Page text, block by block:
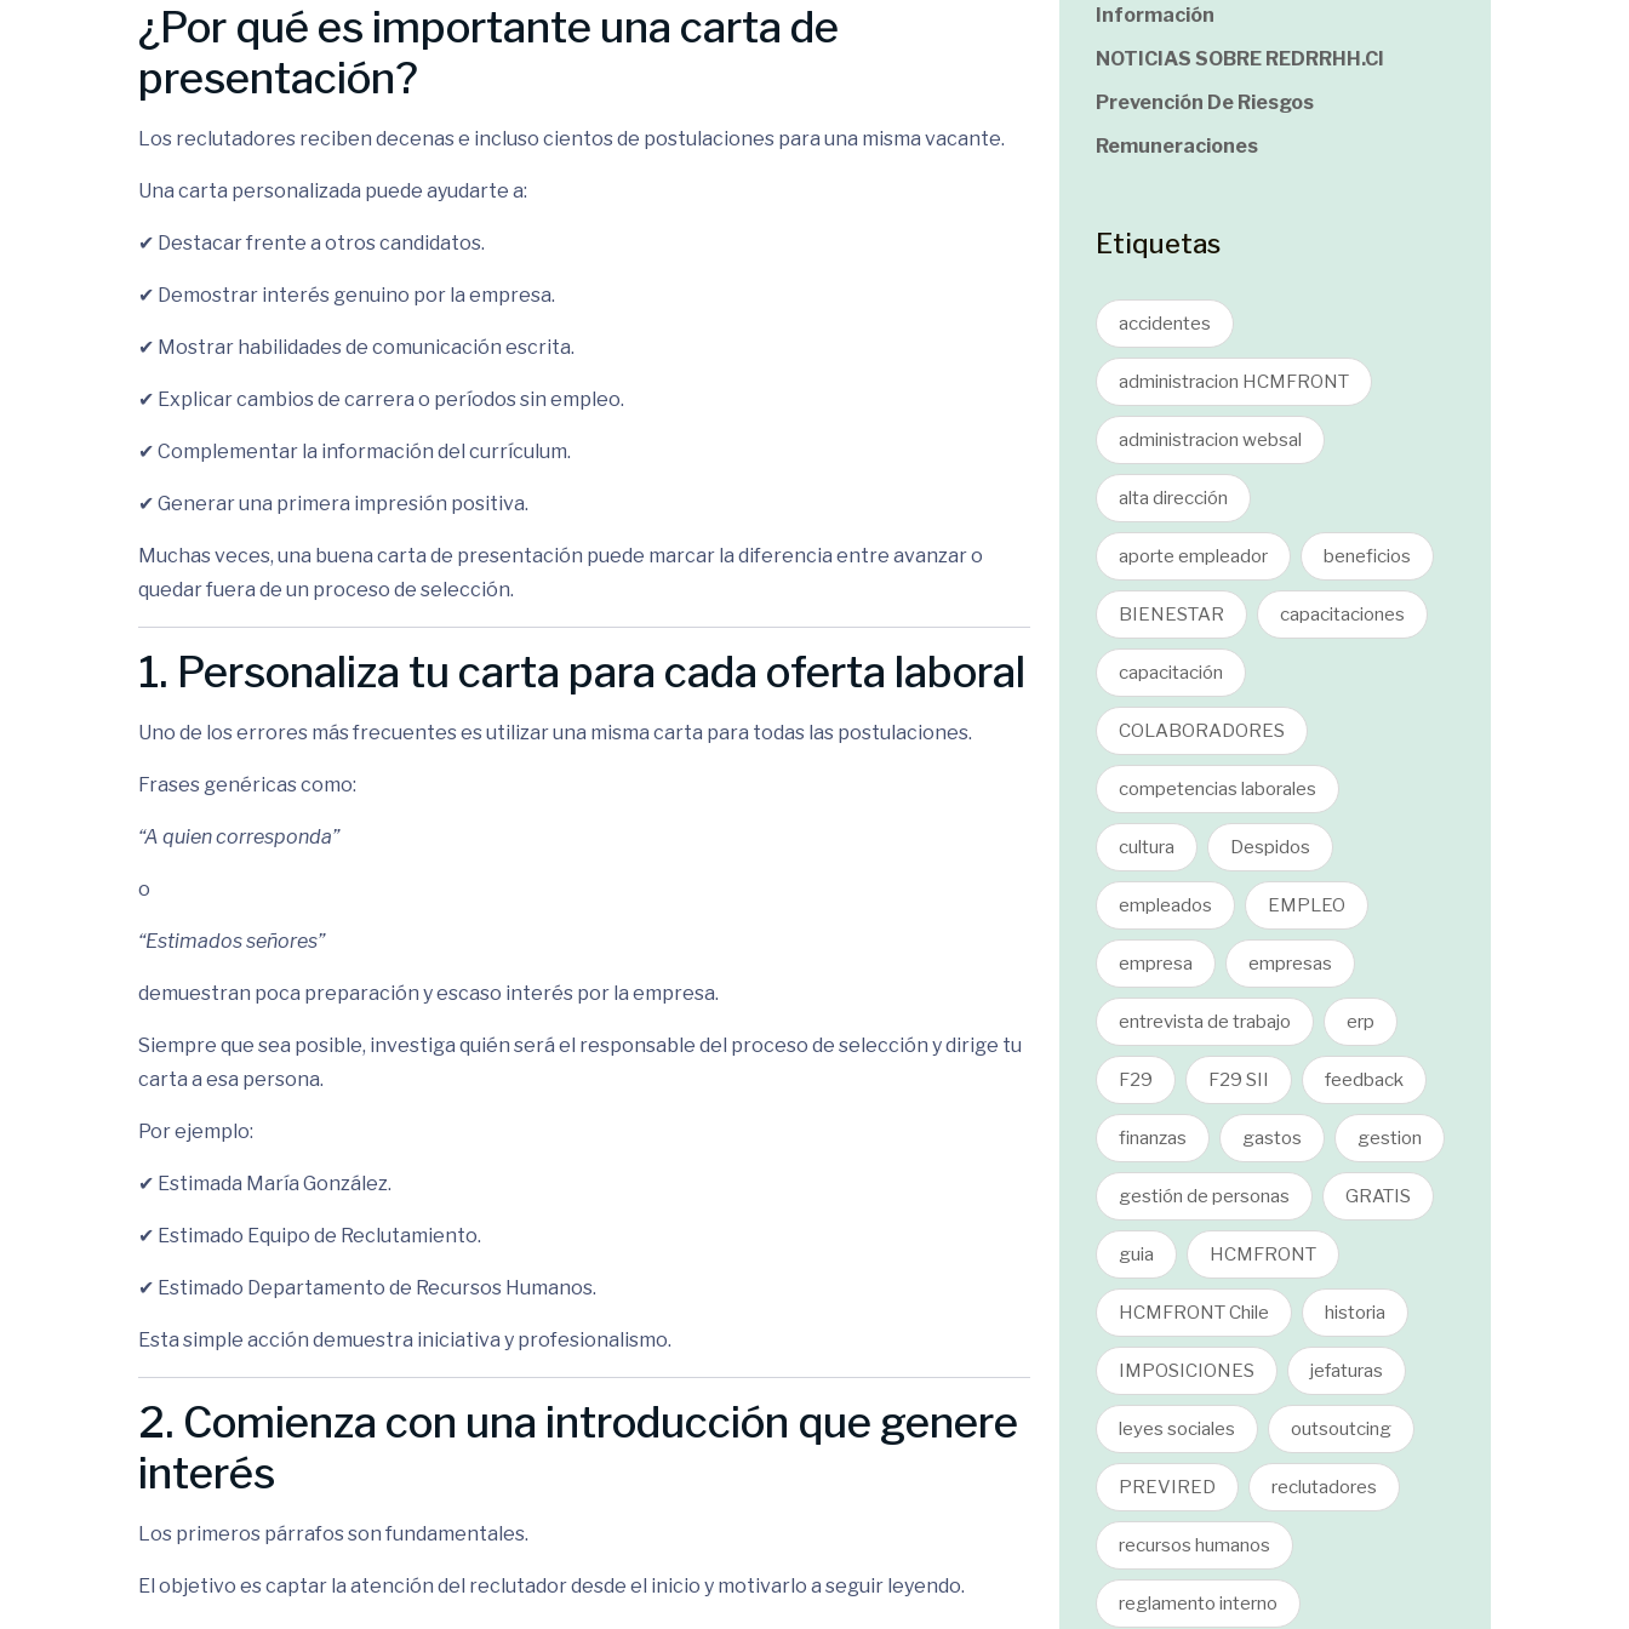
¿Por qué es importante una carta de
presentación?
Los reclutadores reciben decenas e incluso cientos de postulaciones para una misma vacante.
Una carta personalizada puede ayudarte a:
✔ Destacar frente a otros candidatos.
✔ Demostrar interés genuino por la empresa.
✔ Mostrar habilidades de comunicación escrita.
✔ Explicar cambios de carrera o períodos sin empleo.
✔ Complementar la información del currículum.
✔ Generar una primera impresión positiva.
Muchas veces, una buena carta de presentación puede marcar la diferencia entre avanzar o
quedar fuera de un proceso de selección.
1. Personaliza tu carta para cada oferta laboral
Uno de los errores más frecuentes es utilizar una misma carta para todas las postulaciones.
Frases genéricas como:
“A quien corresponda”
o
“Estimados señores”
demuestran poca preparación y escaso interés por la empresa.
Siempre que sea posible, investiga quién será el responsable del proceso de selección y dirige tu
carta a esa persona.
Por ejemplo:
✔ Estimada María González.
✔ Estimado Equipo de Reclutamiento.
✔ Estimado Departamento de Recursos Humanos.
Esta simple acción demuestra iniciativa y profesionalismo.
2. Comienza con una introducción que genere
interés
Los primeros párrafos son fundamentales.
El objetivo es captar la atención del reclutador desde el inicio y motivarlo a seguir leyendo.
Información
NOTICIAS SOBRE REDRRHH.cl
Prevención De Riesgos
Remuneraciones
Etiquetas
accidentes
administracion HCMFRONT
administracion websal
alta dirección
aporte empleador beneficios
BIENESTAR capacitaciones
capacitación
COLABORADORES
competencias laborales
cultura Despidos
empleados EMPLEO
empresa empresas
entrevista de trabajo erp
F29 F29 SII feedback
finanzas gastos gestion
gestión de personas GRATIS
guia HCMFRONT
HCMFRONT Chile historia
IMPOSICIONES jefaturas
leyes sociales outsoutcing
PREVIRED reclutadores
recursos humanos
reglamento interno